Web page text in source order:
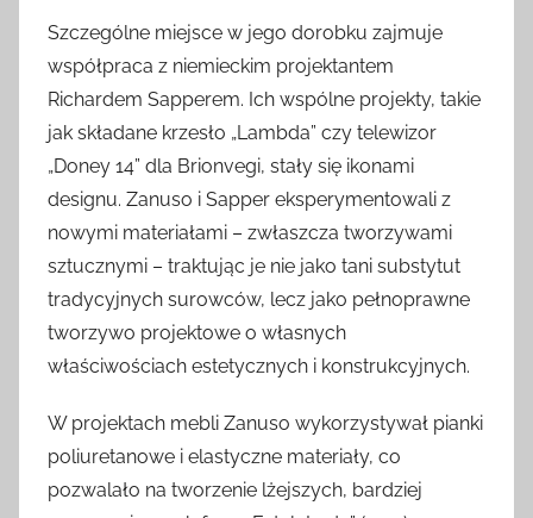
Szczególne miejsce w jego dorobku zajmuje
współpraca z niemieckim projektantem
Richardem Sapperem. Ich wspólne projekty, takie
jak składane krzesło „Lambda” czy telewizor
„Doney 14” dla Brionvegi, stały się ikonami
designu. Zanuso i Sapper eksperymentowali z
nowymi materiałami – zwłaszcza tworzywami
sztucznymi – traktując je nie jako tani substytut
tradycyjnych surowców, lecz jako pełnoprawne
tworzywo projektowe o własnych
właściwościach estetycznych i konstrukcyjnych.
W projektach mebli Zanuso wykorzystywał pianki
poliuretanowe i elastyczne materiały, co
pozwalało na tworzenie lżejszych, bardziej